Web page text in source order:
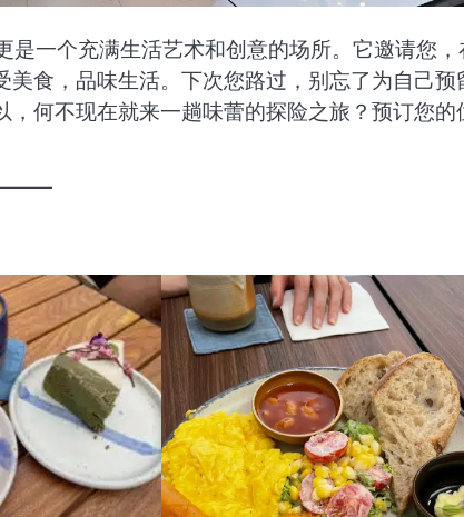
一个充满生活艺术和创意的场所。它邀请您，
食，品味生活。下次您路过，别忘了为自己预
何不现在就来一趟味蕾的探险之旅？预订您的